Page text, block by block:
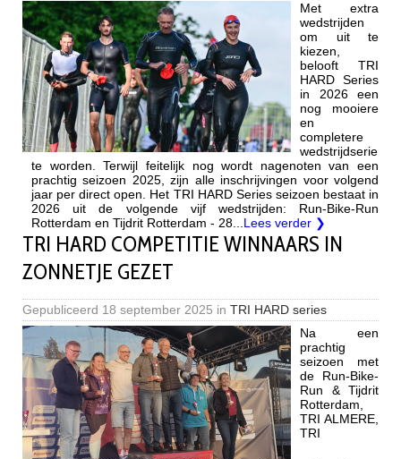
Met extra
wedstrijden
om uit te
kiezen,
belooft TRI
HARD Series
in 2026 een
nog mooiere
en
completere
wedstrijdserie
te worden. Terwijl feitelijk nog wordt nagenoten van een
prachtig seizoen 2025, zijn alle inschrijvingen voor volgend
jaar per direct open. Het TRI HARD Series seizoen bestaat in
2026 uit de volgende vijf wedstrijden: Run-Bike-Run
Rotterdam en Tijdrit Rotterdam - 28... Lees verder ❯
TRI HARD COMPETITIE WINNAARS IN
ZONNETJE GEZET
Gepubliceerd 18 september 2025 in TRI HARD series
Na een
prachtig
seizoen met
de Run-Bike-
Run & Tijdrit
Rotterdam,
TRI ALMERE,
TRI